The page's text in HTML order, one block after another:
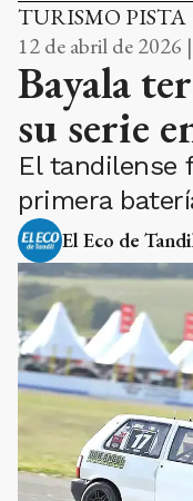
TURISMO PISTA
12 de abril de 2026
Bayala
su serie
El tandilense
primera
El Eco de